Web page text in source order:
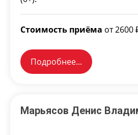
Стоимость приёма от 2600
Подробнее...
Марьясов Денис